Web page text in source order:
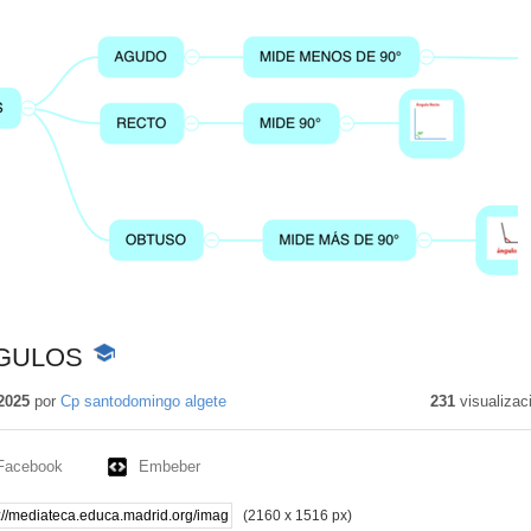
-
educativo
por Cp santodomingo algete 231
Embeber
(2160 x 1516 px)